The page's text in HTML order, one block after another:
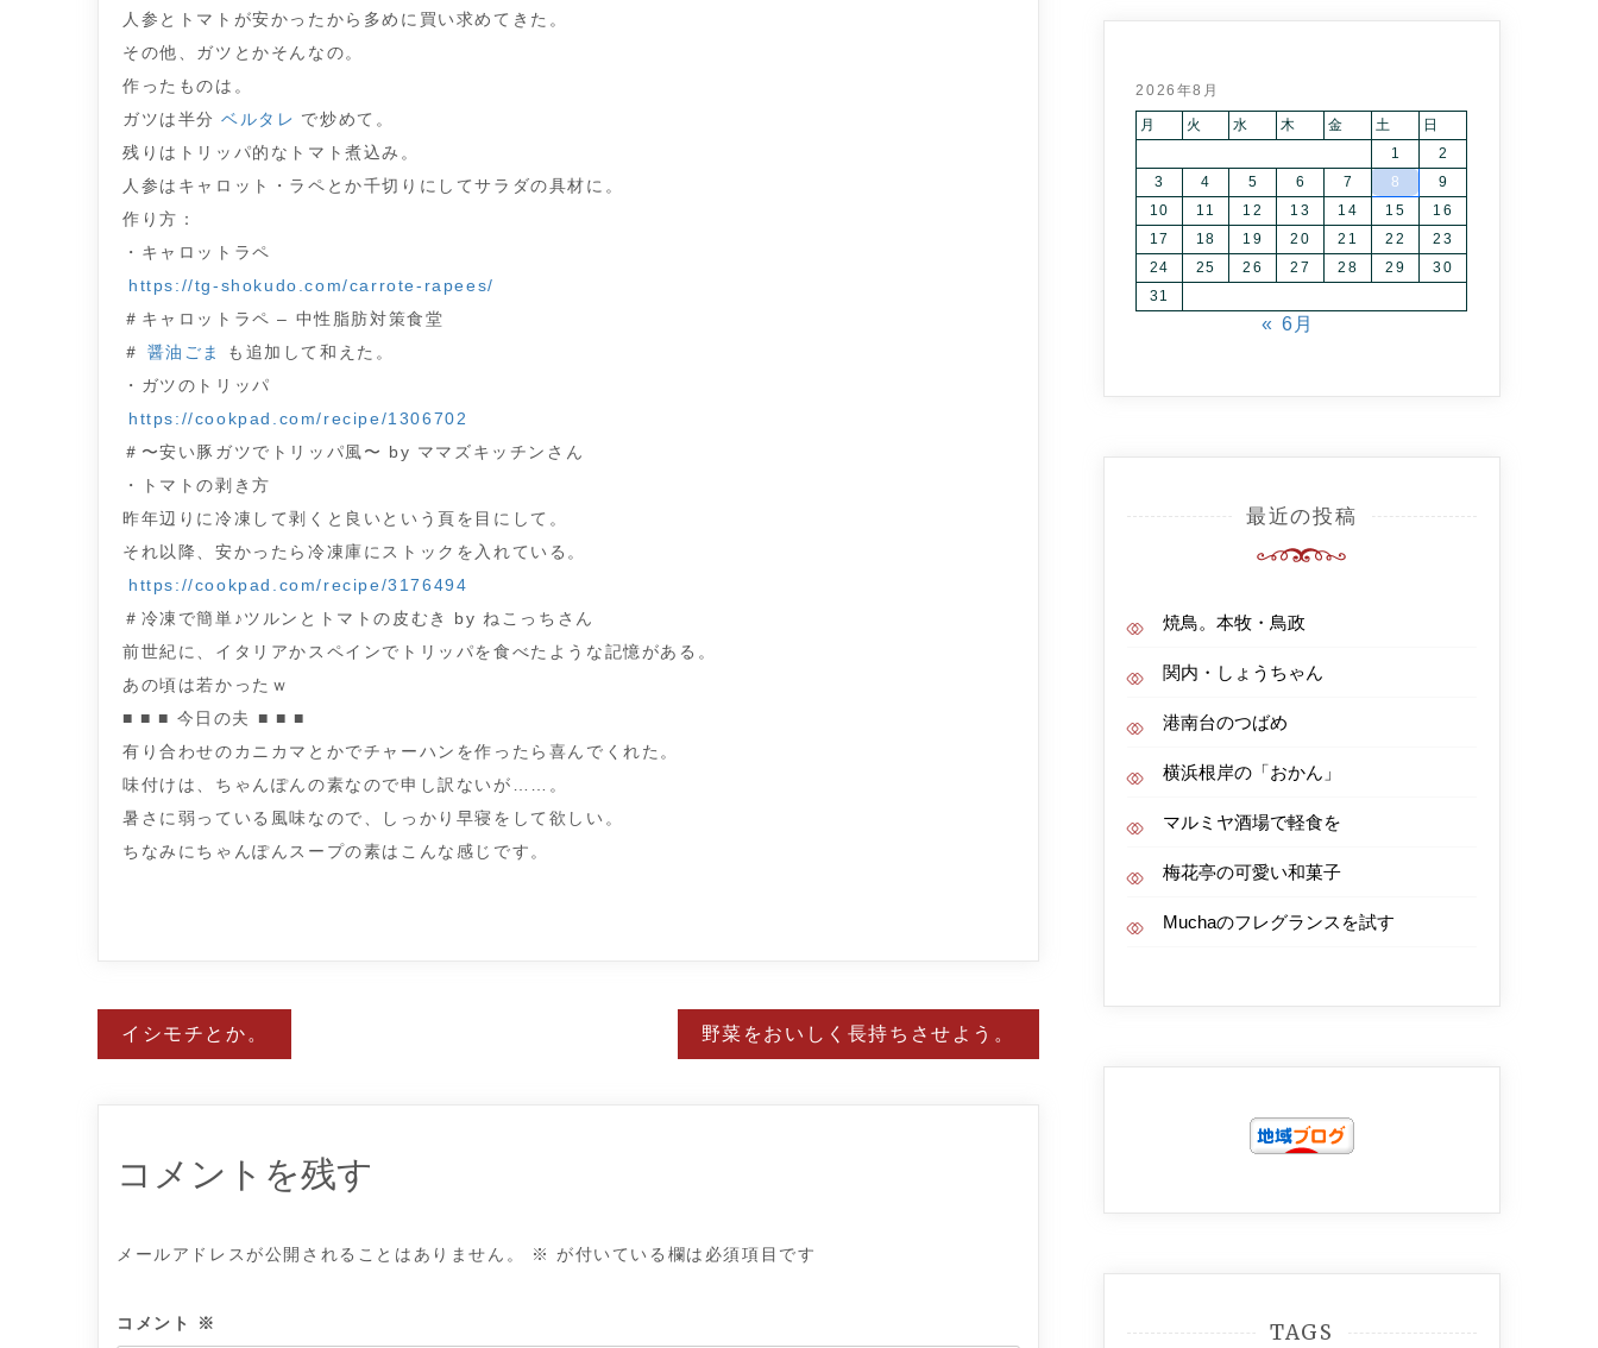
人参とトマトが安かったから多めに買い求めてきた。
その他、ガツとかそんなの。
作ったものは。
ガツは半分 ベルタレ で炒めて。
残りはトリッパ的なトマト煮込み。
人参はキャロット・ラペとか千切りにしてサラダの具材に。
作り方：
・キャロットラペ
https://tg-shokudo.com/carrote-rapees/
＃キャロットラペ – 中性脂肪対策食堂
＃
醤油ごま
も追加して和えた。
・ガツのトリッパ
https://cookpad.com/recipe/1306702
＃〜安い豚ガツでトリッパ風〜 by ママズキッチンさん
・トマトの剥き方
昨年辺りに冷凍して剥くと良いという頁を目にして。
それ以降、安かったら冷凍庫にストックを入れている。
https://cookpad.com/recipe/3176494
＃冷凍で簡単♪ツルンとトマトの皮むき by ねこっちさん
前世紀に、イタリアかスペインでトリッパを食べたような記憶がある。
あの頃は若かったｗ
■ ■ ■ 今日の夫 ■ ■ ■
有り合わせのカニカマとかでチャーハンを作ったら喜んでくれた。
味付けは、ちゃんぽんの素なので申し訳ないが……。
暑さに弱っている風味なので、しっかり早寝をして欲しい。
ちなみにちゃんぽんスープの素はこんな感じです。
投
稿
ョ
ン
イシモチとか。 野菜をおいしく長持ちさせよう。
コメントを残す
メールアドレスが公開されることはありません。 ※ が付いている欄は必須項目です
コメント ※
2026年8月
月 火 水 木 金 土
日
1
2
3
4 5 6 7 8
9
10
11 12 13 14 15
16
17
18 19 20 21 22
23
24
25 26 27 28 29
30
31
« 6月
最近の投稿
焼鳥。本牧・鳥政
関内・しょうちゃん
港南台のつばめ
横浜根岸の「おかん」
マルミヤ酒場で軽食を
梅花亭の可愛い和菓子
Muchaのフレグランスを試す
TAGS